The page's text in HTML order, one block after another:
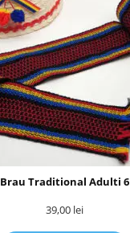
Brau Traditional Adulti 6
39,00 lei